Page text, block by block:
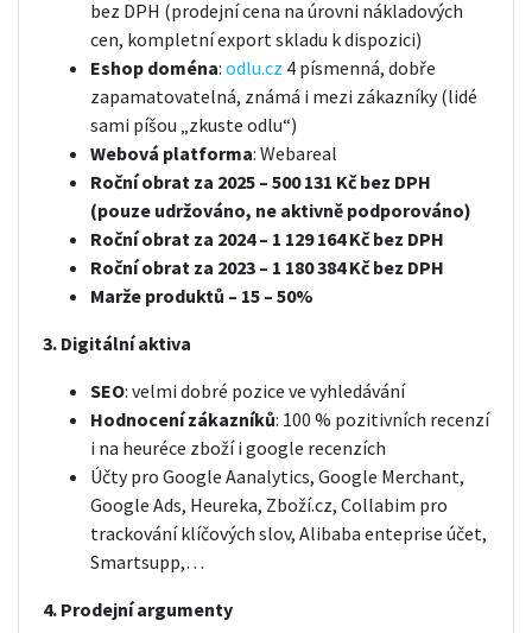
bez DPH (prodejní cena na úrovni nákladových
cen, kompletní export skladu k dispozici)
Eshop doména: odlu.cz 4 písmenná, dobře
zapamatovatelná, známá i mezi zákazníky (lidé
sami píšou „zkuste odlu“)
Webová platforma: Webareal
Roční obrat za 2025 – 500 131 Kč bez DPH
(pouze udržováno, ne aktivně podporováno)
Roční obrat za 2024 – 1 129 164 Kč bez DPH
Roční obrat za 2023 – 1 180 384 Kč bez DPH
Marže produktů – 15 – 50%
3. Digitální aktiva
SEO: velmi dobré pozice ve vyhledávání
Hodnocení zákazníků: 100 % pozitivních recenzí
i na heuréce zboží i google recenzích
Účty pro Google Aanalytics, Google Merchant,
Google Ads, Heureka, Zboží.cz, Collabim pro
trackování klíčových slov, Alibaba enteprise účet,
Smartsupp,…
4. Prodejní argumenty